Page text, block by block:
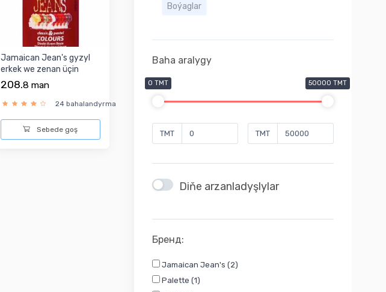
Boýaglar
Baha aralygy
0 TMT 50000 TMT
TMT TMT
Diňe arzanladyşlylar
Бренд:
Jamaican Jean's (2)
Palette (1)
Jamaican Jean's gyzyl
erkek we zenan üçin
kraska 250 ml
208.8 man
24 bahalandyrma
Sebede goş